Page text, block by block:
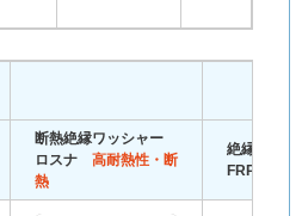
断熱絶縁ワッシャー
ロスナ 高耐熱性・断
熱
絶縁ワッシ
FRP